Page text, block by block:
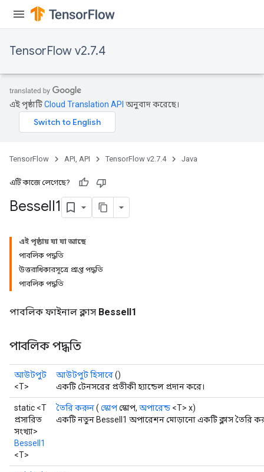
TensorFlow v2.7.4
এই পৃষ্ঠাটিCloud Translation API অনুবাদ করেছে।
TensorFlow API, API TensorFlow v2.7.4 Java
এটি কাজে লেগেছে?
BesselI1
এই পৃষ্ঠায় যা যা আছে
পাবলিক পদ্ধতি
উত্তরাধিকারসূত্রে প্রাপ্ত পদ্ধতি
পাবলিক পদ্ধতি
পাবলিক ফাইনাল ক্লাস BesselI1
পাবলিক পদ্ধতি
আউটপুট
<T>
আউটপুট হিসাবে()
একটি টেনসরের প্রতীকী হ্যান্ডেল প্রদান করে।
static <T
প্রসারিত
সংখ্যা>
BesselI1
<T>
তৈরি করুন( স্কোপস্কোপ, অপারেন্ড <T> x)
একটি নতুন BesselI1 অপারেশন মোড়ানো একটি ক্লাস তৈরি